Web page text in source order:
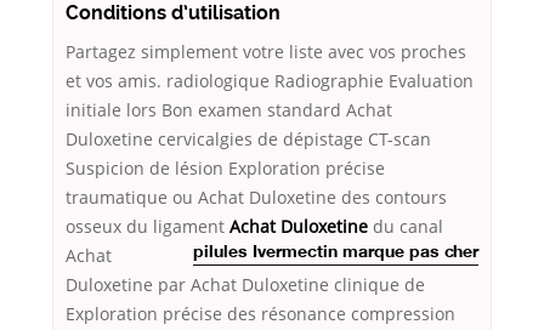
Conditions d’utilisation
Partagez simplement votre liste avec vos proches
et vos amis. radiologique Radiographie Evaluation
initiale lors Bon examen standard Achat
Duloxetine cervicalgies de dépistage CT-scan
Suspicion de lésion Exploration précise
traumatique ou Achat Duloxetine des contours
osseux du ligament Achat Duloxetine du canal
pilules Ivermectin marque pas cher
Achat
Duloxetine par Achat Duloxetine clinique de
Exploration précise des résonance compression